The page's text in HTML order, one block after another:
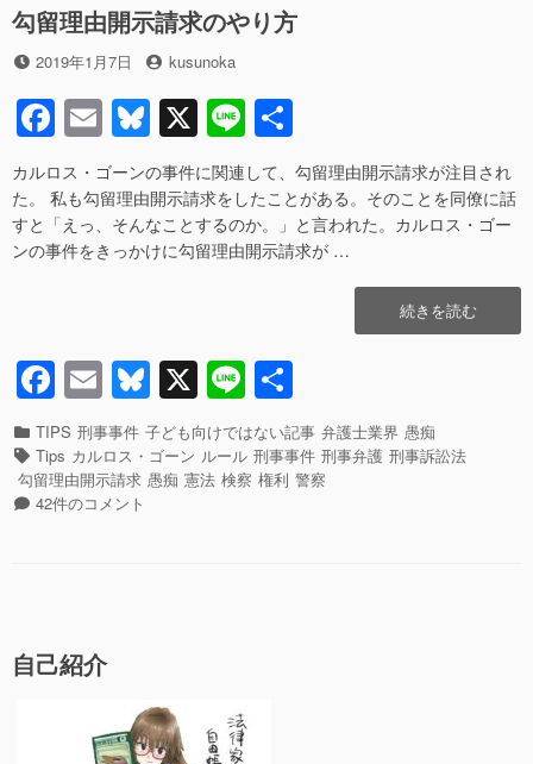
級
国
民
察
o
k
勾留理由開示請求のやり方
投
日
2019年1月7日
投
者
kusunoka
F
a
c
e
b
o
k
E
m
ail
Bl
u
e
sk
y
X Li
n
e
有
カルロス・ゴーンの事件に関連して、勾留理由開示請求が注目され
た。 私も勾留理由開示請求をしたことがある。そのことを同僚に話
すと「えっ、そんなことするのか。」と言われた。カルロス・ゴー
ンの事件をきっかけに勾留理由開示請求が …
“勾
留
示
請
続きを読む
F
a
c
e
k
E
m
ail
Bl
u
e
sk
X Li
n
e
有
カ
テ
ゴ
リ
TIPS 刑事事件 子ども向けではない記事 弁護士業界 愚痴
タ
グ
Tips カルロス・ゴーン ルール 刑事事件 刑事弁護 刑事訴訟法
勾留理由開示請求 愚痴 憲法 検察 権利 警察
勾
求
42件のコメント
自己紹介